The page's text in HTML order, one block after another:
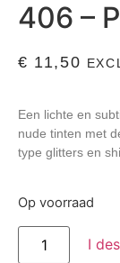
406 –
€ 11,50
Een lichte en
nude tinten met
type glitters en
Op voorraad
I